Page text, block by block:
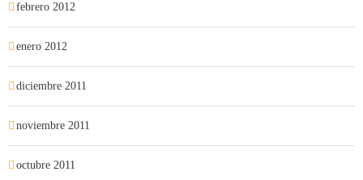
febrero 2012
enero 2012
diciembre 2011
noviembre 2011
octubre 2011